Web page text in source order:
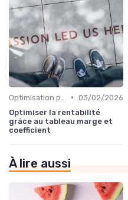
• 03/02/2026
Optimiser la rentabilité
grâce au tableau marge et
coefficient
À lire aussi